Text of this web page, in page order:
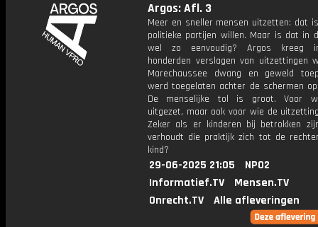
Argos: Afl. 3
Meer en sneller mensen uitzetten: dat
politieke partijen willen. Maar is dat in
wel zo eenvoudig? Argos kreeg
honderden verslagen van uitzettingen
Marechaussee dwang en geweld
werd toegelaten achter de schermen
De menselijke tol is groot. Voor
uitgezet, maar ook voor wie de
Zeker als er kinderen bij betrokken
verhoudt die praktijk zich tot de
kind?
29-06-2025 21:05
NPO2
Informatief.TV
Mensen.TV
Onrecht.TV
Alle afleveringen